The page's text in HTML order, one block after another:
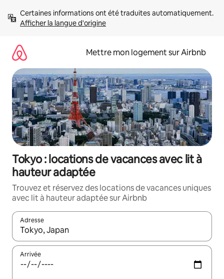
directement
Afficher la langue d'origine
Mettre mon logement sur Airbnb
Tokyo : locations de vacances avec lit à
hauteur adaptée
Trouvez et réservez des locations de vacances uniques
avec lit à hauteur adaptée sur Airbnb
Adresse
Lorsque les résultats s'affichent, utilisez les flèches vers le
Arrivée